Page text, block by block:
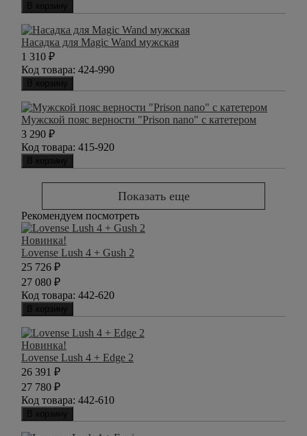
В корзину
Насадка для Magic Wand мужская
1 310 ₽
Код товара: 424-990
В корзину
Мужской пояс верности "Prison nano" с катетером
3 290 ₽
Код товара: 415-920
В корзину
Показать еще
Рекомендуем посмотреть
Новинка!
Lovense Lush 4 + Gush 2
25 726 ₽
27 080 ₽
Код товара: 442-620
В корзину
Новинка!
Lovense Lush 4 + Edge 2
26 391 ₽
27 780 ₽
Код товара: 442-610
В корзину